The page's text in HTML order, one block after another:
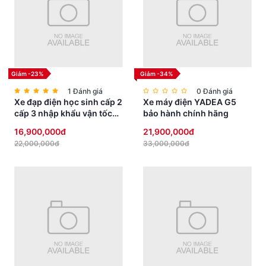
Xe ga Roma Lite S 2024 không chỉ là một phương tiện di chuyển,
mà còn là biểu tượng của phong cách sống hiện đại. Với thiết kế
tinh xảo, động cơ mạnh mẽ và tiết kiệm nhiên liệu, Roma Lite S
Giảm -23%
1 Đánh giá
Xe đạp điện học sinh cấp 2
cấp 3 nhập khẩu vận tốc
16,900,000đ
22,000,000đ
Giảm -34%
0 Đánh giá
Xe máy điện YADEA G5
bảo hành chính hãng
21,900,000đ
33,000,000đ